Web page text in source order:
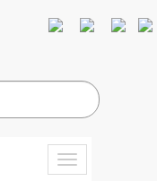
Toggle
navigation